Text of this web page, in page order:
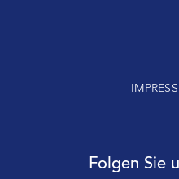
Folgen Sie